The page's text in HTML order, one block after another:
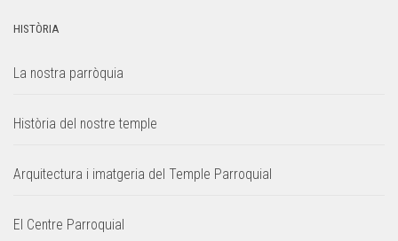
HISTÒRIA
La nostra parròquia
Història del nostre temple
Arquitectura i imatgeria del Temple Parroquial
El Centre Parroquial